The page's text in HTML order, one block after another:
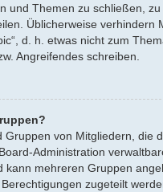
und Themen zu schließen, zu
Üblicherweise verhindern
d. h. etwas nicht zum
Angreifendes schreiben.
Gruppen von Mitgliedern, die
Administration
kann mehreren Gruppen
zugeteilt